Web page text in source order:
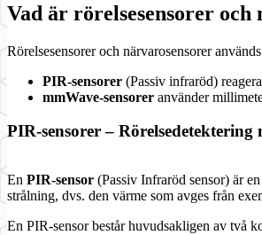
Vad är rörelsesensorer och
Rörelsesensorer och närvarosensorer
PIR-sensorer (Passiv infraröd)
mmWave-sensorer använder
PIR-sensorer –
En PIR-sensor (Passiv Infraröd sensor) är
strålning, dvs. den värme som avges från
En PIR-sensor består huvudsakligen av två